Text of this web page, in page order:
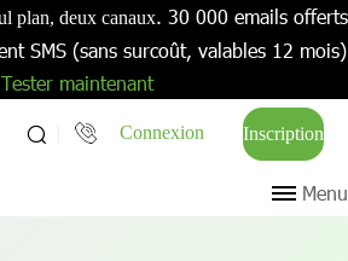
plan, deux canaux. 30 000 emails offerts
SMS (sans surcoût, valables 12 mois)
Tester maintenant
Connexion Inscription
Menu